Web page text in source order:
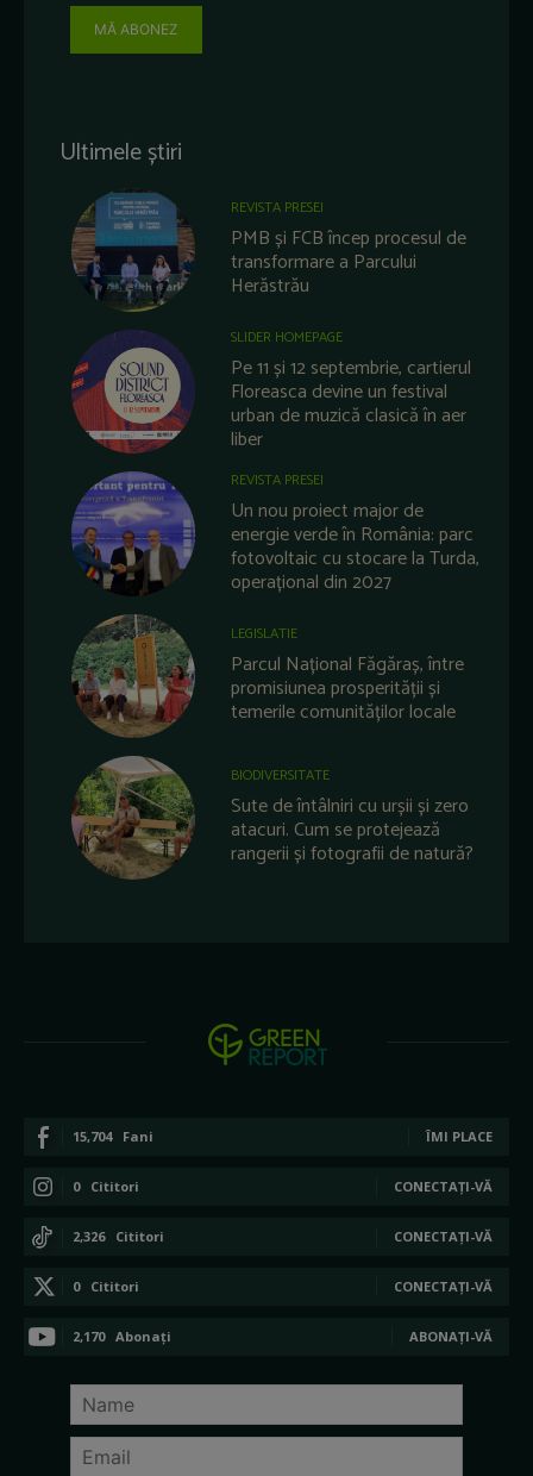
MĂ ABONEZ
Ultimele știri
REVISTA PRESEI
PMB și FCB încep procesul de
transformare a Parcului
Herăstrău
SLIDER HOMEPAGE
Pe 11 și 12 septembrie, cartierul
Floreasca devine un festival
urban de muzică clasică în aer
liber
REVISTA PRESEI
Un nou proiect major de
energie verde în România: parc
fotovoltaic cu stocare la Turda,
operațional din 2027
LEGISLATIE
Parcul Național Făgăraș, între
promisiunea prosperității și
temerile comunităților locale
BIODIVERSITATE
Sute de întâlniri cu urșii și zero
atacuri. Cum se protejează
rangerii și fotografii de natură?
15,704 Fani ÎMI PLACE
0 Cititori CONECTAȚI-VĂ
2,326 Cititori CONECTAȚI-VĂ
0 Cititori CONECTAȚI-VĂ
2,170 Abonați ABONAȚI-VĂ